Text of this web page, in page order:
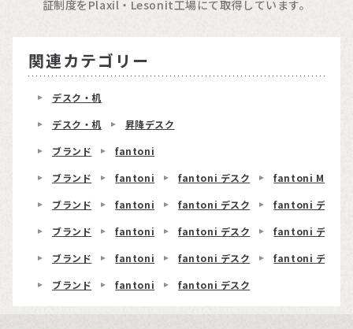
証制度をPlaxil・Lesonit工場にて取得しています。
関連カテゴリー
デスク・机
デスク・机
昇降デスク
ブランド
fantoni
ブランド
fantoni fantoni デスク
fantoni ME
ブランド
fantoni fantoni デスク
fantoni デスク
ブランド
fantoni fantoni デスク
fantoni デスク
ブランド
fantoni fantoni デスク
fantoni デスク
ブランド
fantoni fantoni デスク